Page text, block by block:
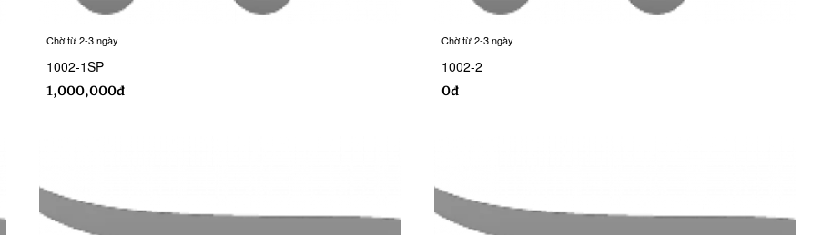
Chờ từ 2-3 ngày
1002-1SP
1,000,000đ
Chờ từ 2-3 ngày
1002-2
0đ